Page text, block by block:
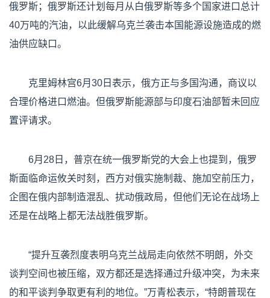
俄罗斯；俄罗斯还计划每月从白俄罗斯等多个国家进口总计
40万吨的汽油，以此缓解乌克兰袭击本国能源设施造成的燃
油供应缺口。
克里姆林宫6月30日表示，俄方正与多国沟通，商议以
合理价格进口燃油。但俄罗斯能源部与印度石油部暂未回应
置评请求。
6月28日，普京在统一俄罗斯党的大会上也提到，俄罗
斯面临命运攸关时刻，西方对俄实施制裁、施加空前压力，
企图在俄内部制造混乱、扰动俄政局，但他们无论在战场上
还是在战略上都无法战胜俄罗斯。
“提升互袭烈度表明乌克兰战局走向依然不明朗，外交
谈判空间也被压缩，双方都还是选择通过升级冲突，为未来
的和平谈判争取更有利的地位。”万青松表示，“特朗普现在